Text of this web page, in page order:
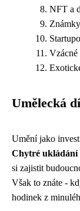
NFT a
Vzácné
Umělecká
Umění jako
Chytré ukládání
si zajistit
Však to znáte -
hodinek z